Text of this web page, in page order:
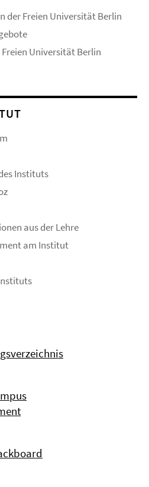
der Freien Universität Berlin
Universität Berlin
Instituts
aus der Lehre
am Institut